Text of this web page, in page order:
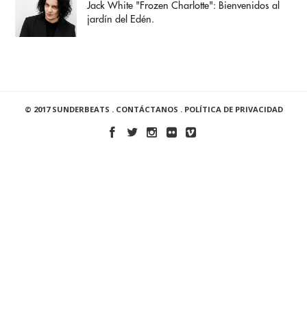
Jack White "Frozen Charlotte": Bienvenidos al
jardín del Edén.
© 2017 SUNDERBEATS . CONTÁCTANOS . POLÍTICA DE PRIVACIDAD